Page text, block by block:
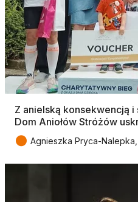
Z anielską konsekwencją
Dom Aniołów Stróżów
● Agnieszka Pryca-